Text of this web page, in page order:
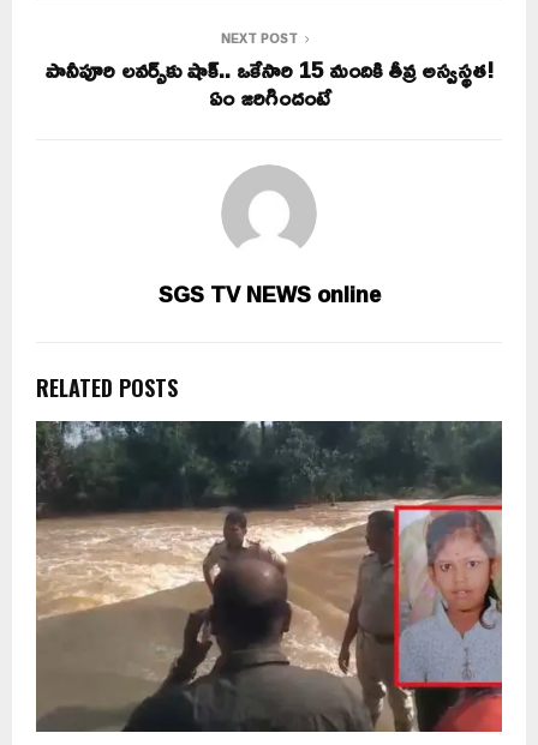
NEXT POST
పానీపూరి లవర్స్‌కు షాక్.. ఒకేసారి 15 మందికి తీవ్ర అస్వస్థత!
ఏం జరిగిందంటే
SGS TV NEWS online
RELATED POSTS